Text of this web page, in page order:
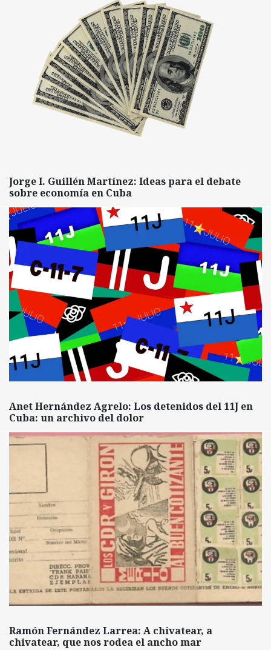
Jorge I. Guillén Martínez: Ideas para el debate
sobre economía en Cuba
Anet Hernández Agrelo: Los detenidos del 11J en
Cuba: un archivo del dolor
Ramón Fernández Larrea: A chivatear, a
chivatear, que nos rodea el ancho mar